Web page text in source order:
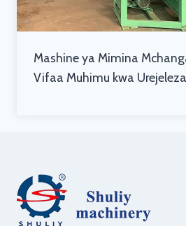
Mashine ya Mimina
Vifaa Muhimu kwa